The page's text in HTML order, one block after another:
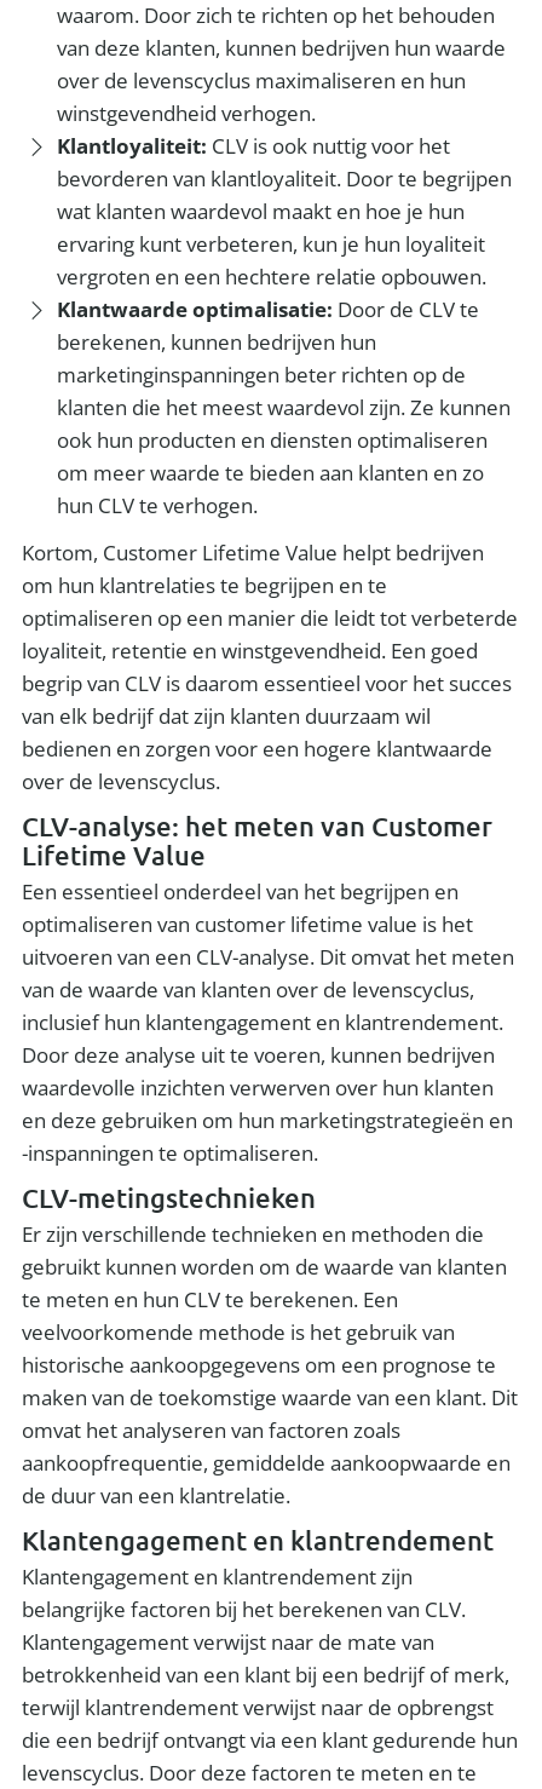
waarom. Door zich te richten op het behouden
van deze klanten, kunnen bedrijven hun waarde
over de levenscyclus maximaliseren en hun
winstgevendheid verhogen.
Klantloyaliteit: CLV is ook nuttig voor het
bevorderen van klantloyaliteit. Door te begrijpen
wat klanten waardevol maakt en hoe je hun
ervaring kunt verbeteren, kun je hun loyaliteit
vergroten en een hechtere relatie opbouwen.
Klantwaarde optimalisatie: Door de CLV te
berekenen, kunnen bedrijven hun
marketinginspanningen beter richten op de
klanten die het meest waardevol zijn. Ze kunnen
ook hun producten en diensten optimaliseren
om meer waarde te bieden aan klanten en zo
hun CLV te verhogen.
Kortom, Customer Lifetime Value helpt bedrijven
om hun klantrelaties te begrijpen en te
optimaliseren op een manier die leidt tot verbeterde
loyaliteit, retentie en winstgevendheid. Een goed
begrip van CLV is daarom essentieel voor het succes
van elk bedrijf dat zijn klanten duurzaam wil
bedienen en zorgen voor een hogere klantwaarde
over de levenscyclus.
CLV-analyse: het meten van Customer
Lifetime Value
Een essentieel onderdeel van het begrijpen en
optimaliseren van customer lifetime value is het
uitvoeren van een CLV-analyse. Dit omvat het meten
van de waarde van klanten over de levenscyclus,
inclusief hun klantengagement en klantrendement.
Door deze analyse uit te voeren, kunnen bedrijven
waardevolle inzichten verwerven over hun klanten
en deze gebruiken om hun marketingstrategieën en
-inspanningen te optimaliseren.
CLV-metingstechnieken
Er zijn verschillende technieken en methoden die
gebruikt kunnen worden om de waarde van klanten
te meten en hun CLV te berekenen. Een
veelvoorkomende methode is het gebruik van
historische aankoopgegevens om een ​​prognose te
maken van de toekomstige waarde van een klant. Dit
omvat het analyseren van factoren zoals
aankoopfrequentie, gemiddelde aankoopwaarde en
de duur van een klantrelatie.
Klantengagement en klantrendement
Klantengagement en klantrendement zijn
belangrijke factoren bij het berekenen van CLV.
Klantengagement verwijst naar de mate van
betrokkenheid van een klant bij een bedrijf of merk,
terwijl klantrendement verwijst naar de opbrengst
die een bedrijf ontvangt via een klant gedurende hun
levenscyclus. Door deze factoren te meten en te